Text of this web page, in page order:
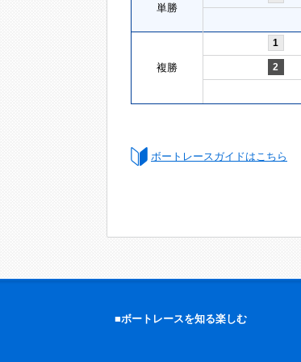
単勝
複勝
1
2
ボートレースガイドはこちら
■ボートレースを知る楽しむ